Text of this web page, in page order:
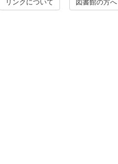
リンクについて 図書館の方へ